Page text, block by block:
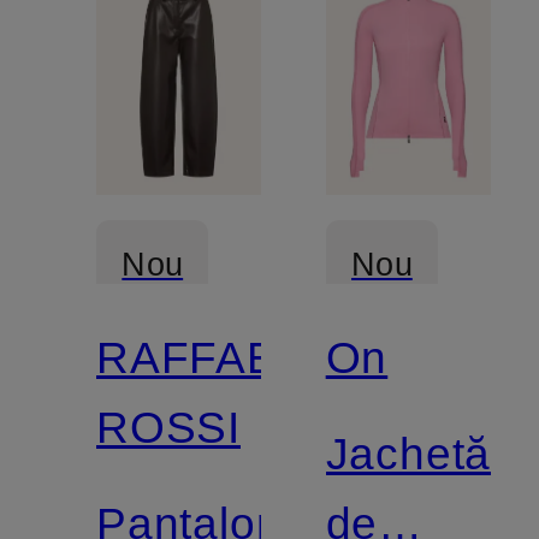
Nou
RAFFAELLO
ROSSI
Pantaloni
Nou
On
Jachetă
de